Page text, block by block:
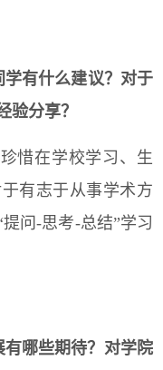
有什么建议？对于
验分享？
惜在学校学习、生
有志于从事学术方
提问-思考-总结”学习
哪些期待？对学院